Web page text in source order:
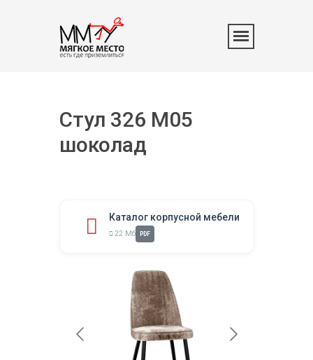
Стул 326 M05
шоколад
Каталог корпусной мебели
22 Мб PDF